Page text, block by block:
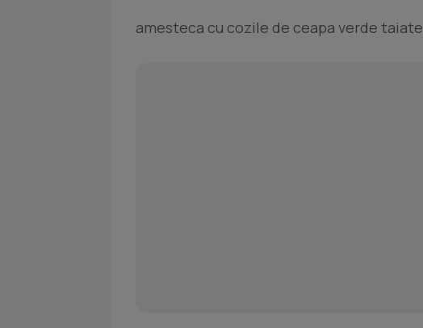
amesteca cu cozile de ceapa verde taiate